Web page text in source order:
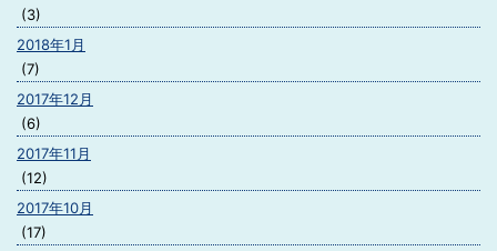
(3)
2018年1月
(7)
2017年12月
(6)
2017年11月
(12)
2017年10月
(17)